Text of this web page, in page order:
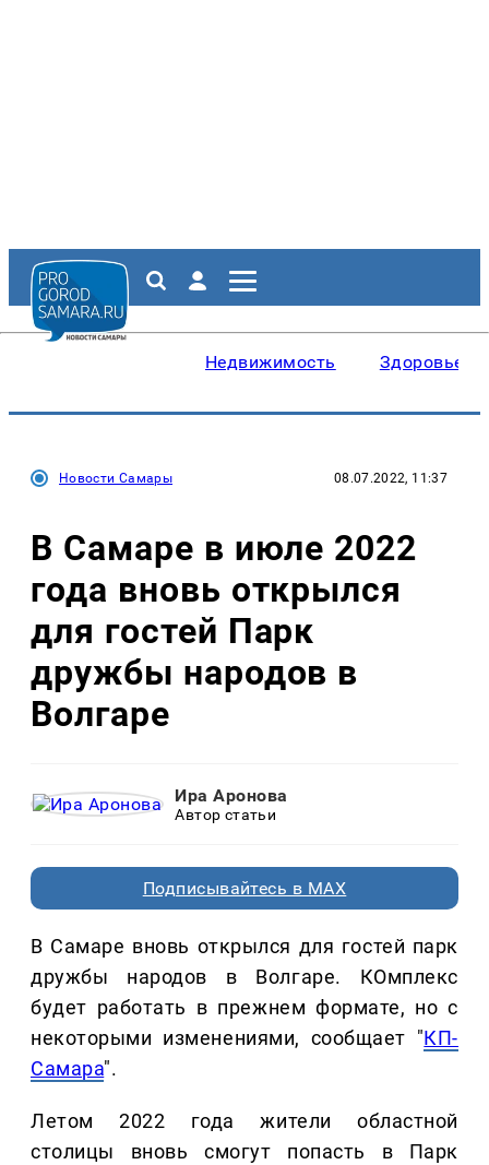
Недвижимость Здоровье
Новости Самары 08.07.2022, 11:37
В Самаре в июле 2022
года вновь открылся
для гостей Парк
дружбы народов в
Волгаре
Ира Аронова
Автор статьи
Подписывайтесь в MAX
В Самаре вновь открылся для гостей парк
дружбы народов в Волгаре. КОмплекс
будет работать в прежнем формате, но с
некоторыми изменениями, сообщает "КП-
Самара".
Летом 2022 года жители областной
столицы вновь смогут попасть в Парк